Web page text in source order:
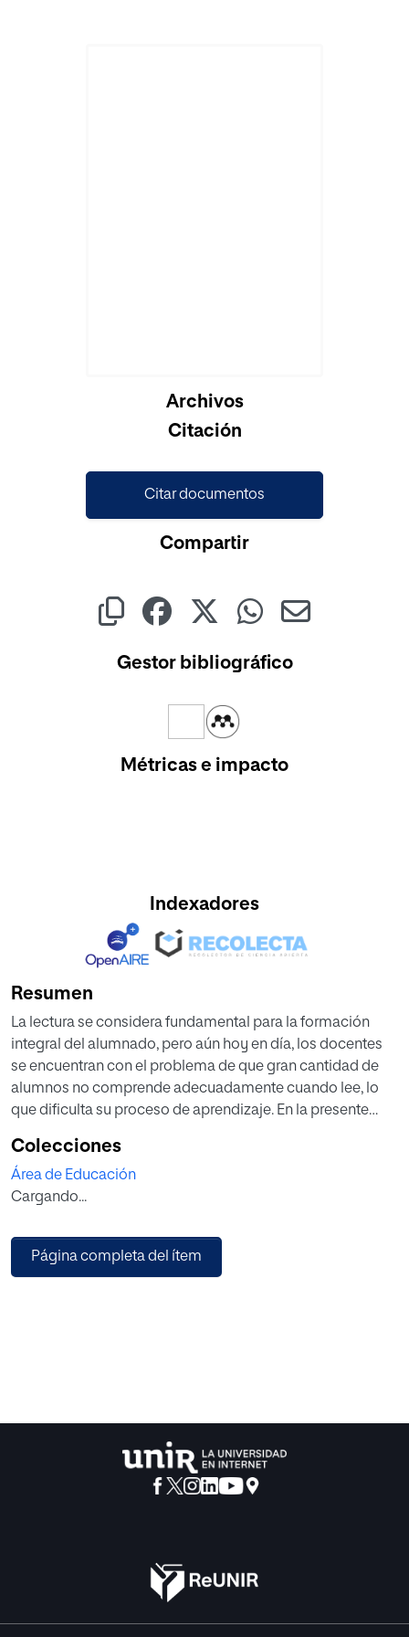
Archivos
Citación
Citar documentos
Compartir
Gestor bibliográfico
Métricas e impacto
Indexadores
Resumen
La lectura se considera fundamental para la formación
integral del alumnado, pero aún hoy en día, los docentes
se encuentran con el problema de que gran cantidad de
alumnos no comprende adecuadamente cuando lee, lo
que dificulta su proceso de aprendizaje. En la presente
factores que influyen tanto en la creación de hábitos
lectores como en el desarrollo de la lectura comprensiva,
para así poder programar una intervención que pretende la
poder mejorar la comprensión lectora desde el primer
ciclo de primaria, pues la integración de las Tic en el aula,
Colecciones
Área de Educación
Cargando...
Página completa del ítem